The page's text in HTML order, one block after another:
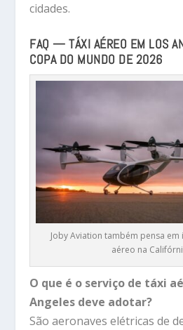
cidades.
FAQ — TÁXI AÉREO EM LOS
COPA DO MUNDO DE 2026
Joby Aviation também pensa
aéreo na
O que é o serviço de táxi
Angeles deve adotar?
São aeronaves elétricas de